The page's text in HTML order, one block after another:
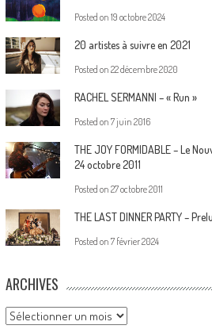
Posted on 19 octobre 2024
20 artistes à suivre en 2021
Posted on 22 décembre 2020
RACHEL SERMANNI – « Run »
Posted on 7 juin 2016
THE JOY FORMIDABLE – Le
24 octobre 2011
Posted on 27 octobre 2011
THE LAST DINNER PARTY –
Posted on 7 février 2024
ARCHIVES
Archives